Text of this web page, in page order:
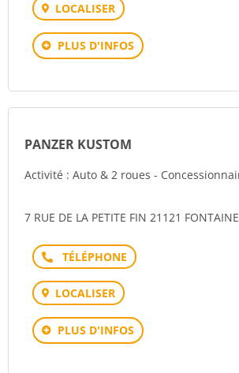
LOCALISER
PLUS D'INFOS
PANZER KUSTOM
Activité : Auto & 2 roues -
7 RUE DE LA PETITE FIN 21121
Téléphone
LOCALISER
PLUS D'INFOS